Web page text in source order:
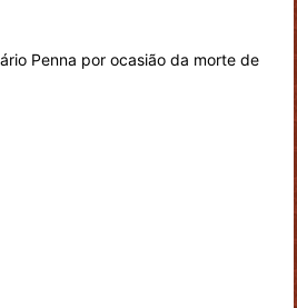
Penna por ocasião da morte de